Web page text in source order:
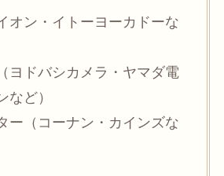
オン・イトーヨーカドーな
ヨドバシカメラ・ヤマダ電
など）
ー（コーナン・カインズな